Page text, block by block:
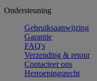
Ondersteuning
Gebruiksaanwijzing
Garantie
FAQ's
Verzending & retour
Contacteer ons
Herroepingsrecht